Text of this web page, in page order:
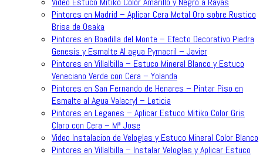
Pintores en Madrid – Aplicar Cera Metal Oro sobre Rustico
Brisa de Osaka
Pintores en Boadilla del Monte – Efecto Decorativo Piedra
Genesis y Esmalte Al agua Pymacril – Javier
Pintores en Villalbilla – Estuco Mineral Blanco y Estuco
Veneciano Verde con Cera – Yolanda
Pintores en San Fernando de Henares – Pintar Piso en
Esmalte al Agua Valacryl – Leticia
Pintores en Leganes – Aplicar Estuco Mitiko Color Gris
Claro con Cera – Mª Jose
Video Instalacion de Veloglas y Estuco Mineral Color Blanco
Pintores en Villalbilla – Instalar Veloglas y Aplicar Estuco